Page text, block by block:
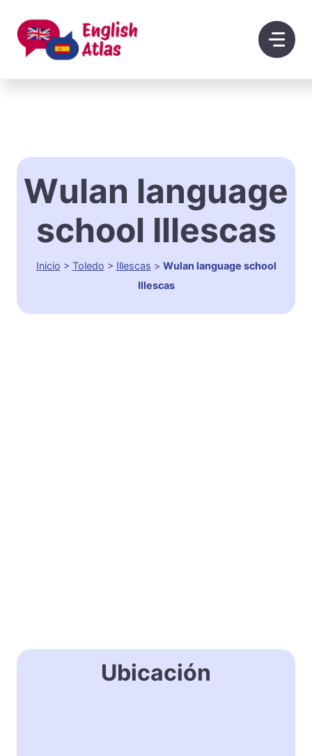
contenido
Wulan language
school Illescas
Inicio > Toledo > Illescas > Wulan language school
Illescas
Ubicación